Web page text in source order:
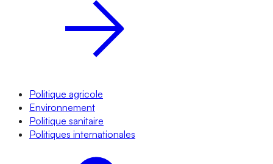
Politique agricole
Environnement
Politique sanitaire
Politiques internationales